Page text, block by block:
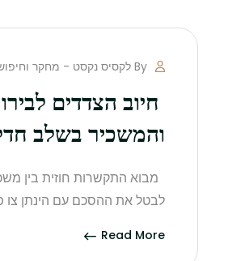
By לקסיס נקסט - מחקר וחיפוש משפטי
חיוב הצדדים
והמשכיר בשלב
מבוא התקשרות חוזית בין
לבטל את ההסכם עם הינתן צו
Read More